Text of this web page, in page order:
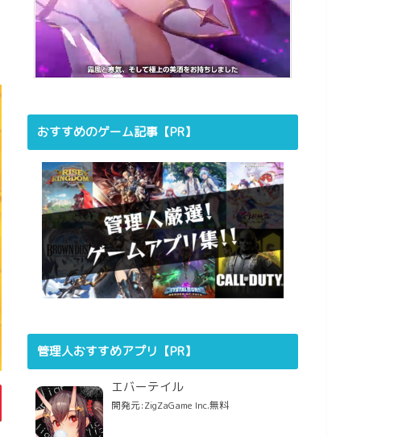
おすすめのゲーム記事【PR】
管理人おすすめアプリ【PR】
エバーテイル
開発元:ZigZaGame Inc.無料